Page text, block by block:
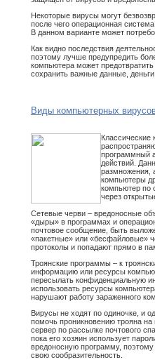
Некоторые вирусы могут
после чего операционная
В данном варианте может
Как видно последствия
поэтому лучше предупредить
компьютера может
сохранить важные данные,
Виды компьютерных
программный
действий.
размножения,
компьютеры
компьютер по
через
Сетевые черви – вредоносные
«дыры» в программах и
почтовое сообщение, быть
«пакетные» или «бесфайловые»
протоколы и попадают прямо в
Троянские программы – к
информацию или ресурсы
пересылать конфиденциальную
использовать ресурсы
нарушают работу зараженного
Вирусы не ходят по одиночке, и
помочь проникновению трояна
сервер по рассылке почтового
пока его хозяин использует
вредоносную программу,
свою сообразительность.